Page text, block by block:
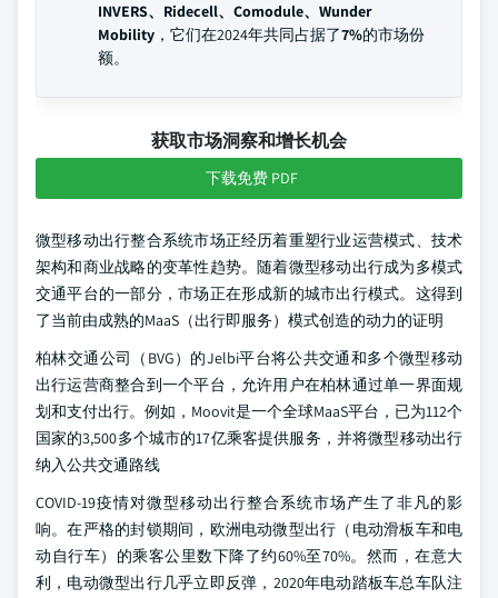
INVERS、Ridecell、Comodule、Wunder
Mobility ，它们在2024年共同占据了7%的市场份
额。
获取市场洞察和增长机会
下载免费 PDF
微型移动出行整合系统市场正经历着重塑行业运营模式、技术
架构和商业战略的变革性趋势。随着微型移动出行成为多模式
交通平台的一部分，市场正在形成新的城市出行模式。这得到
了当前由成熟的MaaS（出行即服务）模式创造的动力的证明
柏林交通公司（BVG）的Jelbi平台将公共交通和多个微型移动
出行运营商整合到一个平台，允许用户在柏林通过单一界面规
划和支付出行。例如，Moovit是一个全球MaaS平台，已为112个
国家的3,500多个城市的17亿乘客提供服务，并将微型移动出行
纳入公共交通路线
COVID-19疫情对微型移动出行整合系统市场产生了非凡的影
响。在严格的封锁期间，欧洲电动微型出行（电动滑板车和电
动自行车）的乘客公里数下降了约60%至70%。然而，在意大
利，电动微型出行几乎立即反弹，2020年电动踏板车总车队注